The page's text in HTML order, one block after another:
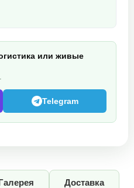
или живые
Telegram
Доставка